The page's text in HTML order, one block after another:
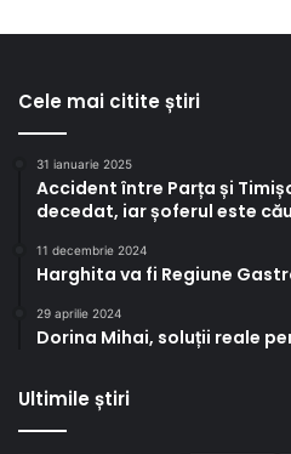
Cele mai citite știri
31 ianuarie 2025
Accident între Parța și
decedat, iar șoferul este
11 decembrie 2024
Harghita va fi Regiune
29 aprilie 2024
Dorina Mihai, soluții reale
Ultimile știri